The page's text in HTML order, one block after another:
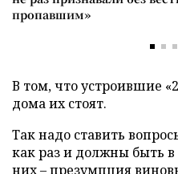
пропавшим»
В том, что устроившие
дома их стоят.
Так надо ставить
как раз и должны быть
них–презумпция